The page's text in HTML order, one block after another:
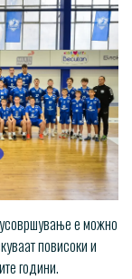
е можно
повисоки и
години.